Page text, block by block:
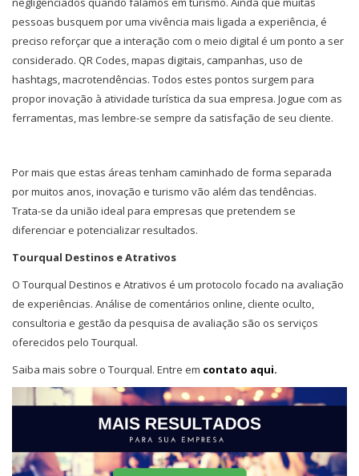
pessoas busquem por uma vivência mais ligada a experiência, é
preciso reforçar que a interação com o meio digital é um ponto a ser
considerado. QR Codes, mapas digitais, campanhas, uso de
hashtags, macrotendências. Todos estes pontos surgem para
propor inovação à atividade turística da sua empresa. Jogue com as
ferramentas, mas lembre-se sempre da satisfação de seu cliente.
Por mais que estas áreas tenham caminhado de forma separada
por muitos anos, inovação e turismo vão além das tendências.
Trata-se da união ideal para empresas que pretendem se
diferenciar e potencializar resultados.
Tourqual Destinos e Atrativos
O Tourqual Destinos e Atrativos é um protocolo focado na avaliação
de experiências. Análise de comentários online, cliente oculto,
consultoria e gestão da pesquisa de avaliação são os serviços
oferecidos pelo Tourqual.
Saiba mais sobre o Tourqual. Entre em contato aqui.